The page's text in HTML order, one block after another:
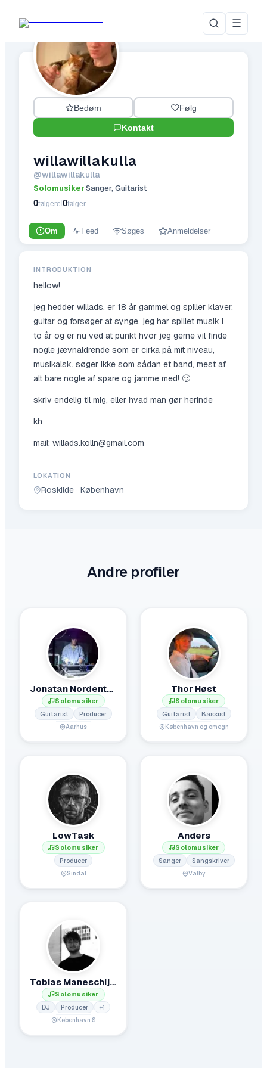
☰
Bedøm Følg
Kontakt
willawillakulla
@willawillakulla
Solomusiker·Sanger, Guitarist
0følgere 0følger
Om Feed Søges Anmeldelser
INTRODUKTION
hellow!
jeg hedder willads, er 18 år gammel og spiller klaver,
guitar og forsøger at synge. jeg har spillet musik i
to år og er nu ved at punkt hvor jeg gerne vil finde
nogle jævnaldrende som er cirka på mit niveau,
musikalsk. søger ikke som sådan et band, mest af
alt bare nogle af spare og jamme med! 🙂
skriv endelig til mig, eller hvad man gør herinde
kh
mail: willads.kolln@gmail.com
LOKATION
Roskilde · København
Andre profiler
Jonatan Nordentoft de Regt
Solomusiker
Guitarist
Producer
Aarhus
Thor Høst
Solomusiker
Guitarist
Bassist
København og omegn
LowTask
Solomusiker
Producer
Sindal
Anders
Solomusiker
Sanger
Sangskriver
Valby
Tobias Maneschijn (Stålwerk)
Solomusiker
DJ
Producer +1
København S